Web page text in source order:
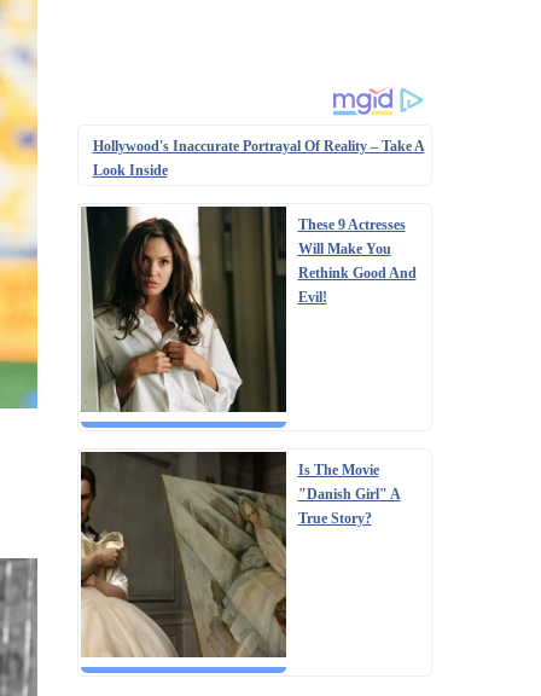
Hollywood's Inaccurate Portrayal Of Reality – Take A
Look Inside
These 9 Actresses
Will Make You
Rethink Good And
Evil!
Is The Movie
"Danish Girl" A
True Story?